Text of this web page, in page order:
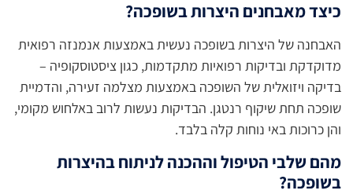
כיצד מאבחנים היצרות בשופכה?
האבחנה של היצרות בשופכה נעשית באמצעות אנמנזה רפואית
מדוקדקת ובדיקות רפואיות מתקדמות, כגון ציסטוסקופיה –
בדיקה ויזואלית של השופכה באמצעות מצלמה זעירה, והדמיית
שופכה תחת שיקוף רנטגן. הבדיקות נעשות לרוב באלחוש מקומי,
והן כרוכות באי נוחות קלה בלבד.
מהם שלבי הטיפול וההכנה לניתוח בהיצרות
בשופכה?